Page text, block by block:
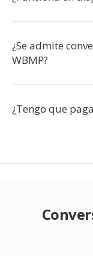
¿Se admite
WBMP?
¿Tengo que